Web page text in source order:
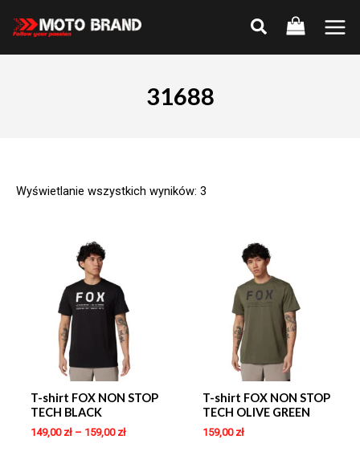
Main
31688
Wyświetlanie wszystkich wyników: 3
T-shirt FOX NON STOP
TECH BLACK
149,00 zł– 159,00 zł
T-shirt FOX NON STOP
TECH OLIVE GREEN
159,00 zł